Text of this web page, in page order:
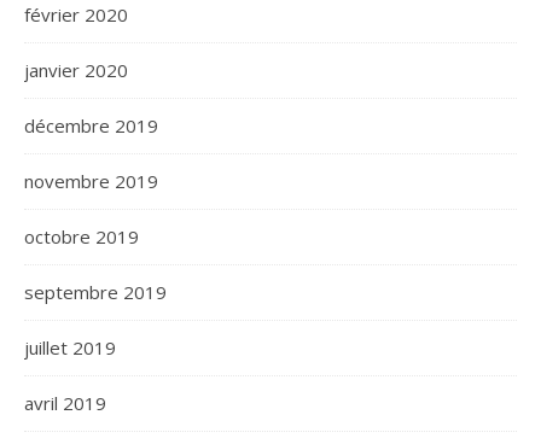
février 2020
janvier 2020
décembre 2019
novembre 2019
octobre 2019
septembre 2019
juillet 2019
avril 2019